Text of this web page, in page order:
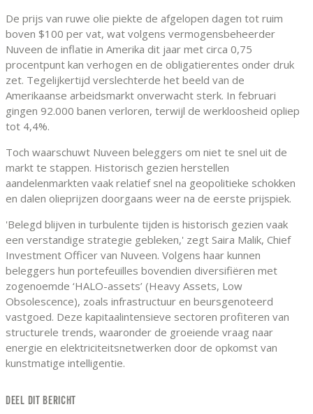
De prijs van ruwe olie piekte de afgelopen dagen tot ruim
boven $100 per vat, wat volgens vermogensbeheerder
Nuveen de inflatie in Amerika dit jaar met circa 0,75
procentpunt kan verhogen en de obligatierentes onder druk
zet. Tegelijkertijd verslechterde het beeld van de
Amerikaanse arbeidsmarkt onverwacht sterk. In februari
gingen 92.000 banen verloren, terwijl de werkloosheid opliep
tot 4,4%.
Toch waarschuwt Nuveen beleggers om niet te snel uit de
markt te stappen. Historisch gezien herstellen
aandelenmarkten vaak relatief snel na geopolitieke schokken
en dalen olieprijzen doorgaans weer na de eerste prijspiek.
'Belegd blijven in turbulente tijden is historisch gezien vaak
een verstandige strategie gebleken,' zegt Saira Malik, Chief
Investment Officer van Nuveen. Volgens haar kunnen
beleggers hun portefeuilles bovendien diversifiëren met
zogenoemde ‘HALO-assets’ (Heavy Assets, Low
Obsolescence), zoals infrastructuur en beursgenoteerd
vastgoed. Deze kapitaalintensieve sectoren profiteren van
structurele trends, waaronder de groeiende vraag naar
energie en elektriciteitsnetwerken door de opkomst van
kunstmatige intelligentie.
DEEL DIT BERICHT